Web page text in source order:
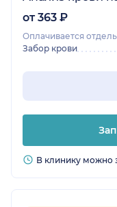
от 363 ₽
Оплачивается
Забор крови
В клинику можно